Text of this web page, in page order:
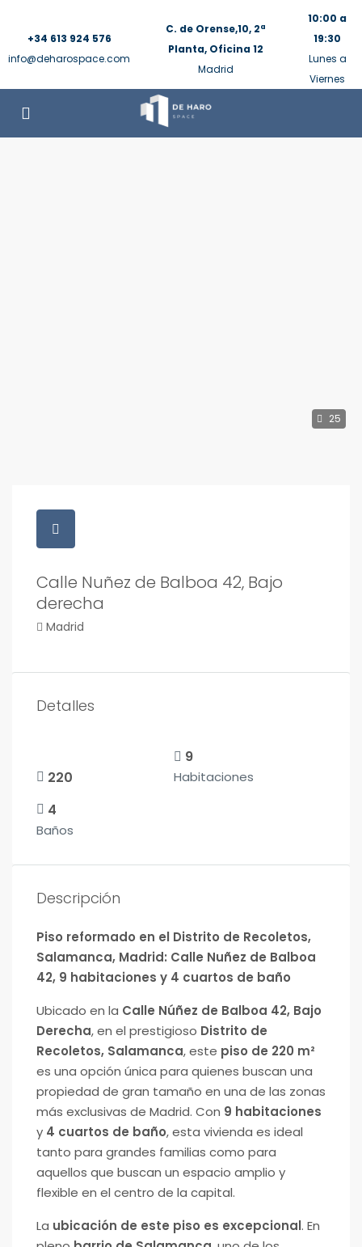
+34 613 924 576
info@deharospace.com
C. de Orense,10, 2ª
Planta, Oficina 12
Madrid
10:00 a
19:30
Lunes a
Viernes
25
Calle Nuñez de Balboa 42, Bajo
derecha
Madrid
Detalles
220
9
Habitaciones
4
Baños
Descripción
Piso reformado en el Distrito de Recoletos,
Salamanca, Madrid: Calle Nuñez de Balboa
42, 9 habitaciones y 4 cuartos de baño
Ubicado en la Calle Núñez de Balboa 42, Bajo
Derecha, en el prestigioso Distrito de
Recoletos, Salamanca, este piso de 220 m²
es una opción única para quienes buscan una
propiedad de gran tamaño en una de las zonas
más exclusivas de Madrid. Con 9 habitaciones
y 4 cuartos de baño, esta vivienda es ideal
tanto para grandes familias como para
aquellos que buscan un espacio amplio y
flexible en el centro de la capital.
La ubicación de este piso es excepcional. En